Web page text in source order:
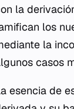
la
los
la
casos
esencia de